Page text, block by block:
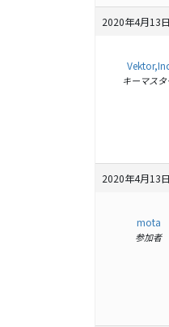
2020年4月13
キーマスタ
2020年4月13
mota
参加者